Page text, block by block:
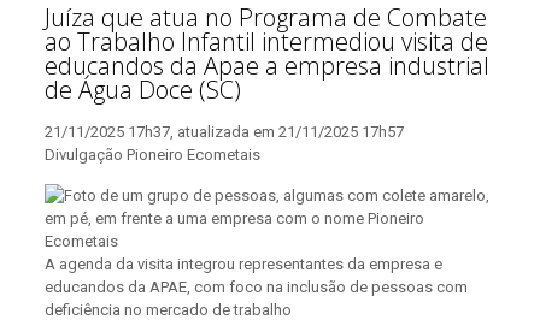
Juíza que atua no Programa de Combate
ao Trabalho Infantil intermediou visita de
educandos da Apae a empresa industrial
de Água Doce (SC)
21/11/2025 17h37, atualizada em 21/11/2025 17h57
Divulgação Pioneiro Ecometais
A agenda da visita integrou representantes da empresa e
educandos da APAE, com foco na inclusão de pessoas com
deficiência no mercado de trabalho